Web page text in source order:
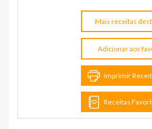
Mais receitas
Adicionar aos
Imprimir
Receitas